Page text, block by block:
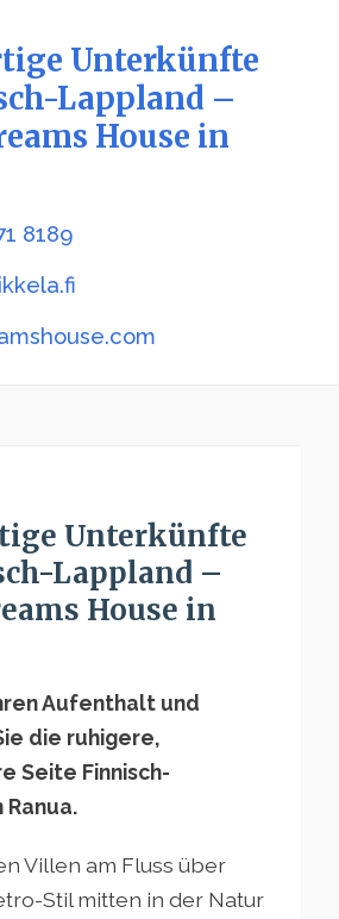
Unterkünfte
Lappland –
House in
8189
Unterkünfte
Lappland –
House in
Aufenthalt und
die ruhigere,
Seite Finnisch-
Ranua.
Villen am Fluss über
Stil mitten in der Natur